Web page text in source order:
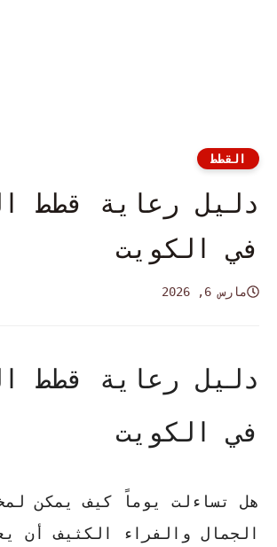
القطط
دليل رعاية قطط
في الكويت
مارس 6, 2026
دليل رعاية قطط
في الكويت
هل تساءلت يوماً كيف يمكن
الجمال والفراء الكثيف أن